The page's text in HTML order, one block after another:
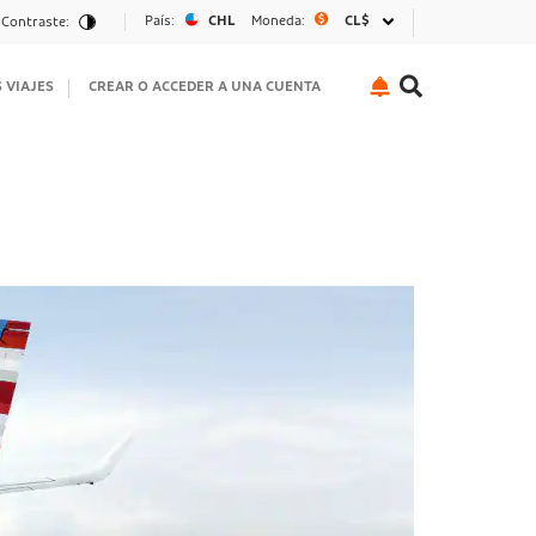
Contraste: País: CHL Moneda: CL$
VIAJES CREAR O ACCEDER A UNA CUENTA